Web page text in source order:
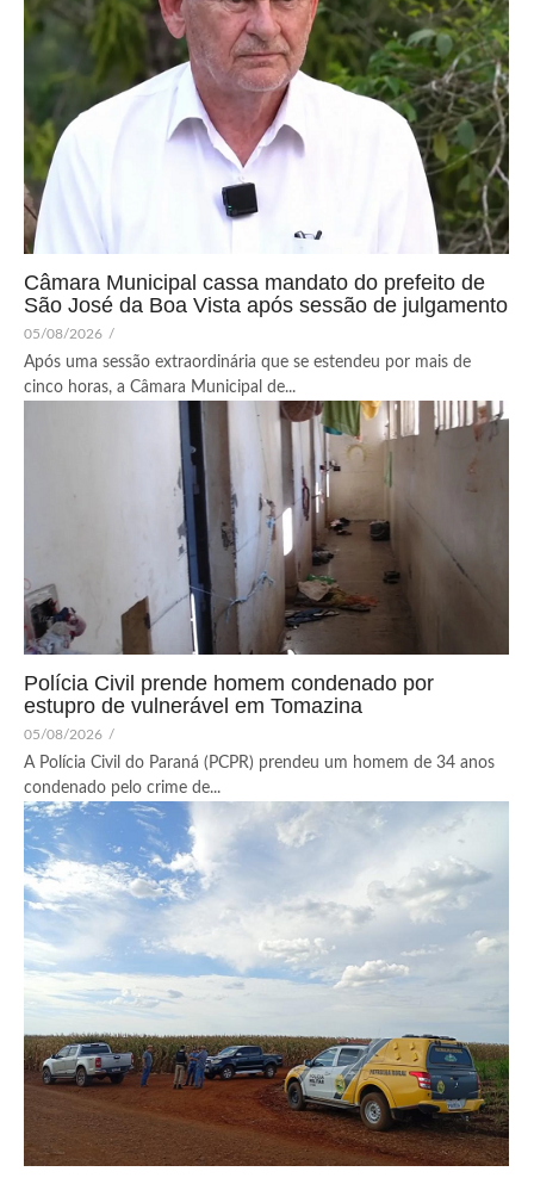
Câmara Municipal cassa mandato do prefeito de
São José da Boa Vista após sessão de julgamento
05/08/2026 /
Após uma sessão extraordinária que se estendeu por mais de
cinco horas, a Câmara Municipal de...
Polícia Civil prende homem condenado por
estupro de vulnerável em Tomazina
05/08/2026 /
A Polícia Civil do Paraná (PCPR) prendeu um homem de 34 anos
condenado pelo crime de...